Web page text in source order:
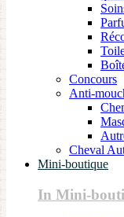
Concours
Anti-
Cheval
Mini-boutique
In Mini-